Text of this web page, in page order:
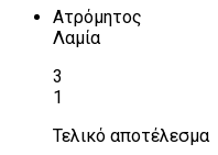
Ατρόμητος
Λαμία
3
1
Τελικό αποτέλεσμα